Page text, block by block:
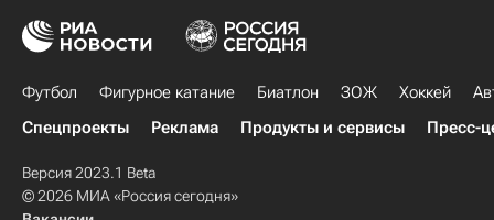
Футбол Фигурное катание Биатлон ЗОЖ Хоккей
Спецпроекты
Реклама Продукты и сервисы Пресс-
Версия 2023.1 Beta
© 2026 МИА «Россия сегодня»